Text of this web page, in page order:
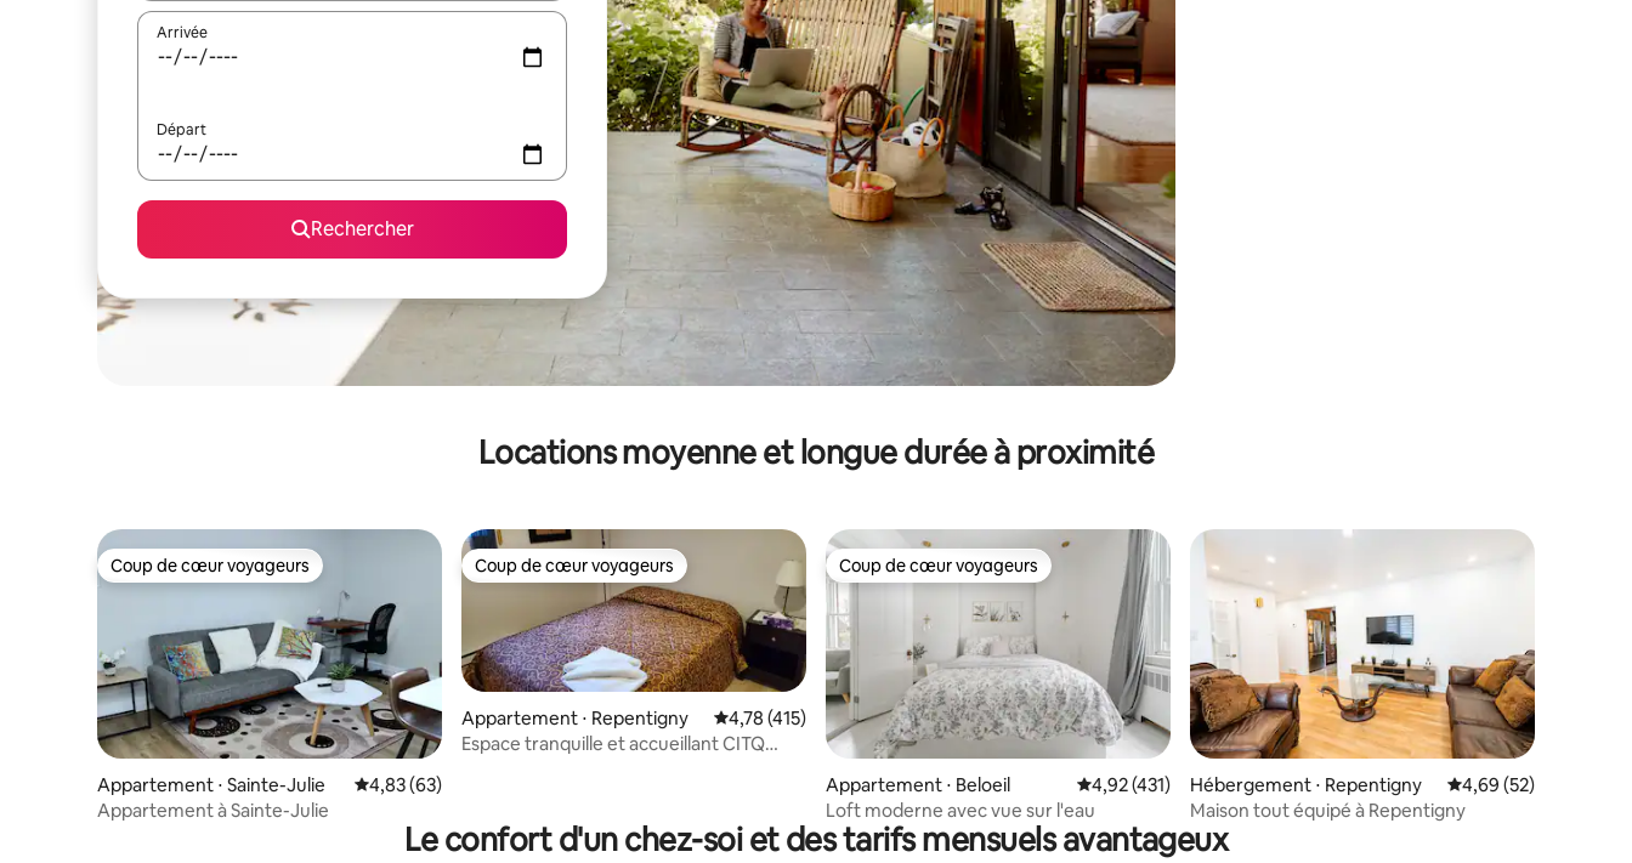
Arrivée
Départ
Rechercher
Locations moyenne et longue durée à proximité
Coup de cœur voyageurs
Coup de cœur voyageurs
Appartement ⋅ Sainte-Julie Évaluation moyenne sur la base de 63 commentaires : 4,83 sur 5
4,83 (63)
Appartement à Sainte-Julie
Coup de cœur voyageurs
Coup de cœur voyageurs
Appartement ⋅ Repentigny Évaluation moyenne sur la base de 415 commentaires : 4,78 sur 5
4,78 (415)
Espace tranquille et accueillant CITQ
Coup de cœur voyageurs
Coup de cœur voyageurs
Appartement ⋅ Beloeil Évaluation moyenne sur la base de 431 commentaires : 4,92 sur 5
4,92 (431)
Loft moderne avec vue sur l'eau
Hébergement ⋅ Repentigny Évaluation moyenne
4,69 (52)
Maison tout équipé à Repentigny
Le confort d'un chez-soi et des tarifs mensuels avantageux